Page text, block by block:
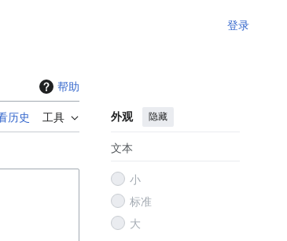
登录
帮助
历史 工具 外观 隐藏
文本
小
标准
大